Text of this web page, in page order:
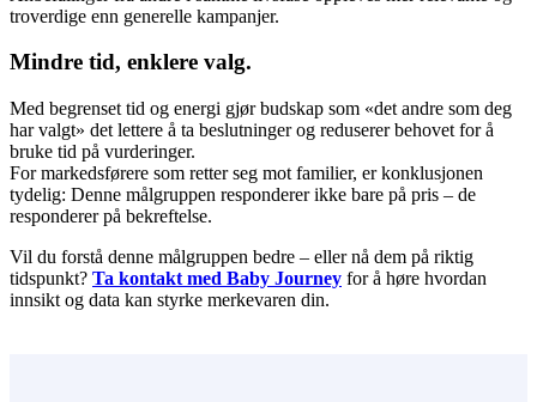
troverdige enn generelle kampanjer.
Mindre tid, enklere valg.
Med begrenset tid og energi gjør budskap som «det andre som deg
har valgt» det lettere å ta beslutninger og reduserer behovet for å
bruke tid på vurderinger.
For markedsførere som retter seg mot familier, er konklusjonen
tydelig: Denne målgruppen responderer ikke bare på pris – de
responderer på bekreftelse.
Vil du forstå denne målgruppen bedre – eller nå dem på riktig
tidspunkt? Ta kontakt med Baby Journey for å høre hvordan
innsikt og data kan styrke merkevaren din.